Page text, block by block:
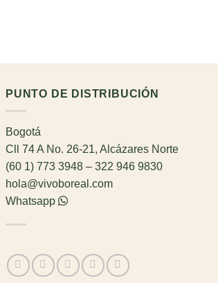
PUNTO DE DISTRIBUCIÓN
Bogotá
Cll 74 A No. 26-21, Alcázares Norte
(60 1) 773 3948 – 322 946 9830
hola@vivoboreal.com
Whatsapp